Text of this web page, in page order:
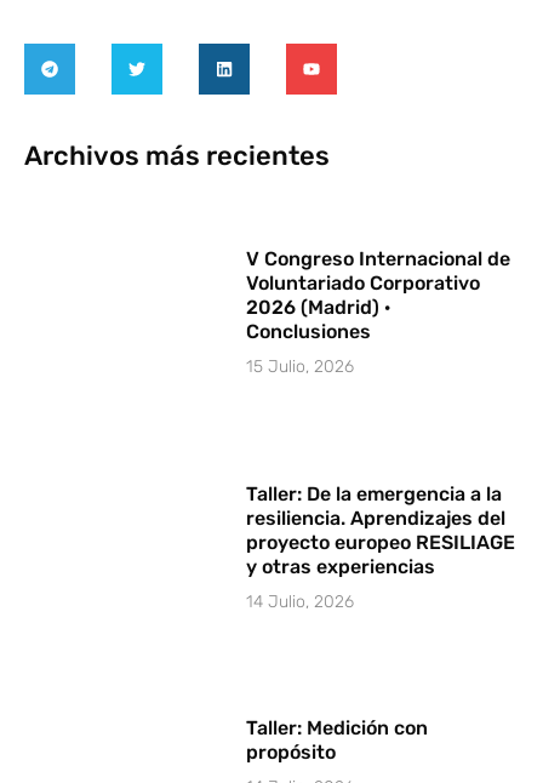
Archivos más recientes
V Congreso Internacional de
Voluntariado Corporativo
2026 (Madrid) ·
Conclusiones
15 Julio, 2026
Taller: De la emergencia a la
resiliencia. Aprendizajes del
proyecto europeo RESILIAGE
y otras experiencias
14 Julio, 2026
Taller: Medición con
propósito